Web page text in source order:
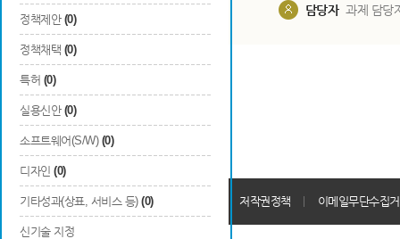
정책제안 (0)
정책채택 (0)
특허 (0)
실용신안 (0)
소프트웨어(S/W) (0)
디자인 (0)
기타성과(상표, 서비스 등) (0)
신기술 지정
담당자 과제 담당
개인정보처리방침 회원가입약관 저작권정책 이메일무단수집